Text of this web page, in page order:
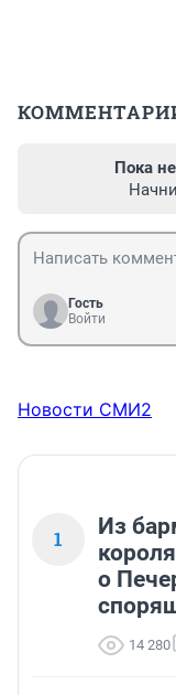
Пока
Гость
Войти
Новости СМИ2
1
Из
о
14 280